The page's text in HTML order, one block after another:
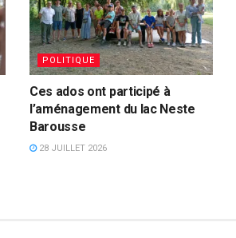
POLITIQUE
Ces ados ont participé à
l’aménagement du lac Neste
Barousse
28 JUILLET 2026